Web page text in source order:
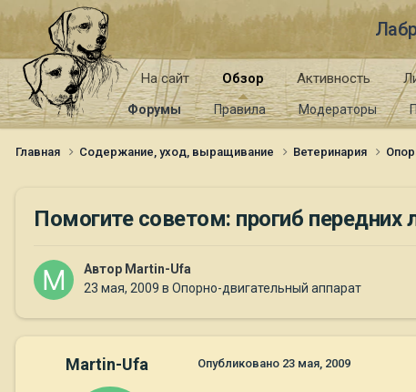
На сайт Обзор
Форумы Правила Модераторы
Активность
Главная Содержание, уход, выращивание Ветеринария
Помогите советом: прогиб передних
Автор Martin-Ufa
23 мая, 2009 в Опорно-двигательный аппарат
Martin-Ufa Опубликовано 23 мая, 2009